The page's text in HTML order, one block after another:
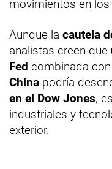
movimientos en
Aunque la cautela
analistas creen que
Fed combinada con
China podría
en el Dow Jones,
industriales y
exterior.